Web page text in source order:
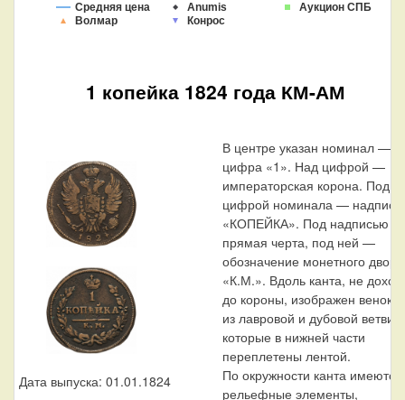
Средняя цена Anumis
Аукцион СПБ
Волмар
Конрос
1 копейка 1824 года КМ-АМ
Дата выпуска: 01.01.1824
В центре указан номинал —
цифра «1». Над цифрой —
императорская корона. Под
цифрой номинала — надпись
«КОПЕЙКА». Под надписью —
прямая черта, под ней —
обозначение монетного двора
«К.М.». Вдоль канта, не
до короны, изображен венок
из лавровой и дубовой ветви,
которые в нижней части
переплетены лентой.
По окружности канта имеются
рельефные элементы,